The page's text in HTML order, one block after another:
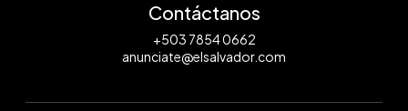
Contáctanos
+503 7854 0662
anunciate@elsalvador.com